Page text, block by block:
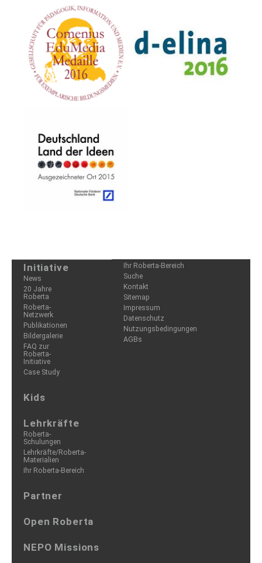
Initiative
News
20 Jahre
Roberta
Roberta-
Netzwerk
Publikationen
Bildergalerie
FAQ zur
Roberta-
Initiative
Case Study
Kids
Lehrkräfte
Roberta-
Schulungen
Lehrkräfte/Roberta-
Materialien
Ihr Roberta-Bereich
Partner
Open Roberta
NEPO Missions
Ihr Roberta-Bereich
Suche
Kontakt
Sitemap
Impressum
Datenschutz
Nutzungsbedingungen
AGBs